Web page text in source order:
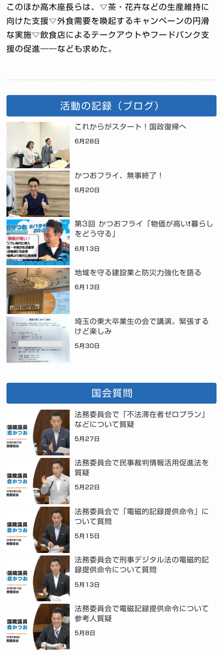
このほか高木座長らは、▽茶・花卉などの生産維持に
向けた支援▽外食需要を喚起するキャンペーンの円滑
な実施▽飲食店によるテークアウトやフードバンク支
援の促進――なども求めた。
活動の記録（ブログ）
これからがスタート！国政復帰へ
6月28日
かつおフライ、無事終了！
6月20日
第3回 かつおフライ「物価が高い❗暮らし
をどう守る」
6月13日
地域を守る建設業と防災力強化を語る
6月13日
埼玉の東大卒業生の会で講演。緊張する
けど楽しみ
5月30日
国会質問
法務委員会で「不法滞在者ゼロプラン」
などについて質疑
5月27日
法務委員会で民事裁判情報活用促進法を
質疑
5月22日
法務委員会で「電磁的記録提供命令」に
ついて質問
5月15日
法務委員会で刑事デジタル法の電磁的記
録提供命令について質問
5月13日
法務委員会で電磁記録提供命令について
参考人質疑
5月8日